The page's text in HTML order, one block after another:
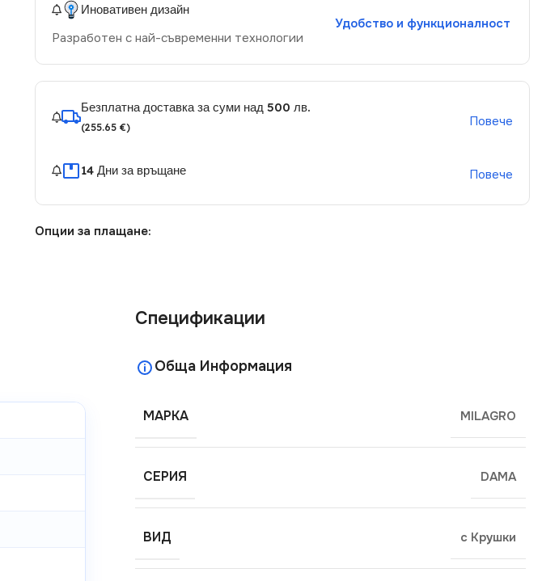
Иновативен дизайн
Разработен с най-съвременни технологии
Удобство и функционалност
Безплатна доставка за суми над 500 лв.
(255.65 €) Повече
14 Дни за връщане Повече
Опции за плащане:
Спецификации
Обща Информация
МАРКА MILAGRO
СЕРИЯ DAMA
ВИД с Крушки